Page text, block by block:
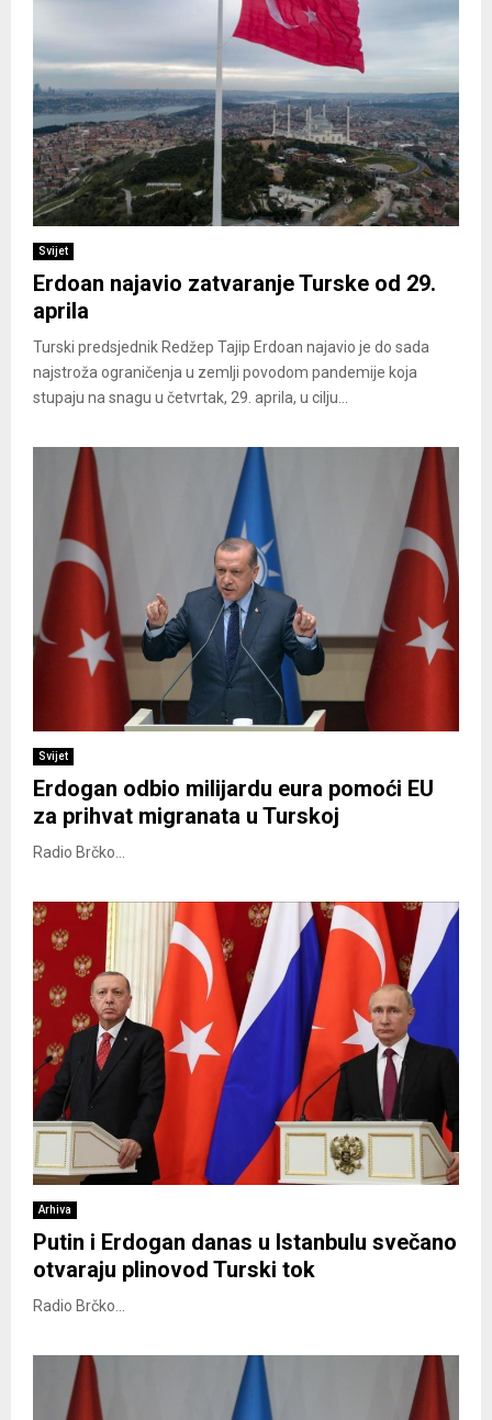
Svijet
Erdoan najavio zatvaranje Turske od 29.
aprila
Turski predsjednik Redžep Tajip Erdoan najavio je do sada
najstroža ograničenja u zemlji povodom pandemije koja
stupaju na snagu u četvrtak, 29. aprila, u cilju...
Svijet
Erdogan odbio milijardu eura pomoći EU
za prihvat migranata u Turskoj
Radio Brčko...
Arhiva
Putin i Erdogan danas u Istanbulu svečano
otvaraju plinovod Turski tok
Radio Brčko...